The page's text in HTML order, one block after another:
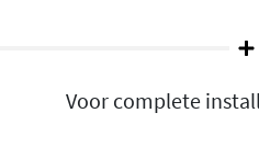
van 60x60cm tot
als grote
Voor complete